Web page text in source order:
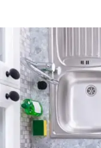
al
contenido